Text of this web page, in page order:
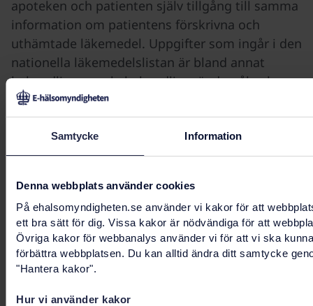
Samtycke Information
Denna webbplats använder cookies
På ehalsomyndigheten.se använder vi kakor för att
ett bra sätt för dig. Vissa kakor är nödvändiga för att
Övriga kakor för webbanalys använder vi för att vi ska
förbättra webbplatsen. Du kan alltid ändra ditt samtycke
"Hantera kakor".
Hur vi använder kakor
apoteken och patienten själv tillgång till samma
information om patientens förskrivna och
uthämtade läkemedel. Uppgifter som ingår i den
nationella läkemedelslistan är bland annat
behandlingsorsak, behandlingsändamål och
ändringsorsak.
Läs mer om arbetet med Nationella
Har du frågor om Kodsystem för
ordinationsorsak?